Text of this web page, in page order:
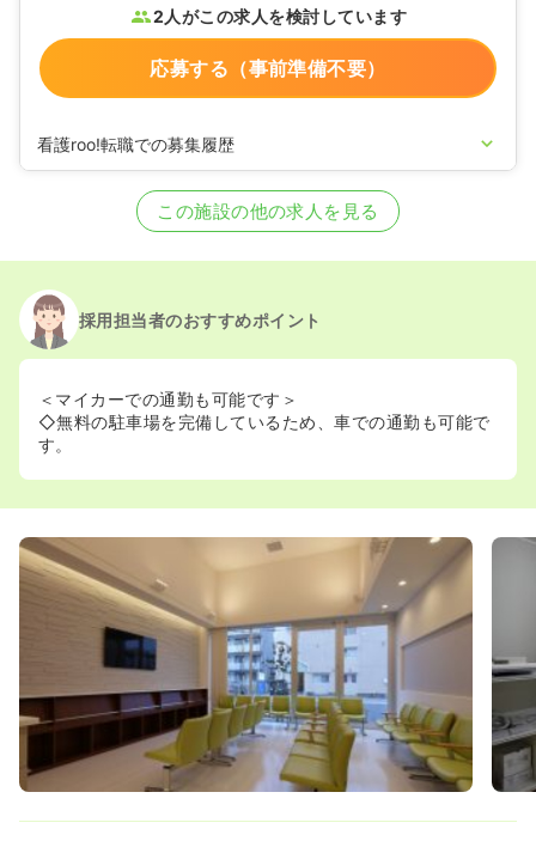
2人がこの求人を検討しています
応募する（事前準備不要）
看護roo!転職での募集履歴
この施設の他の求人を見る
採用担当者のおすすめポイント
＜マイカーでの通勤も可能です＞
◇無料の駐車場を完備しているため、車での通勤も可能で
す。